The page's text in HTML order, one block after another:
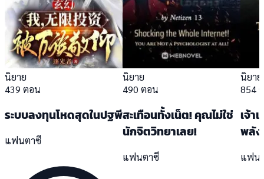
นิยาย
439 ตอน
ระบบลงทุนโหดสุดในปฐพี
แฟนตาซี
นิยาย
490 ตอน
สะเทือนทั้งเน็ต! คุณไม่ใช่
นักจิตวิทยาเลย!
แฟนตาซี
นิยาย
854
เจ้า
พลั
แฟน